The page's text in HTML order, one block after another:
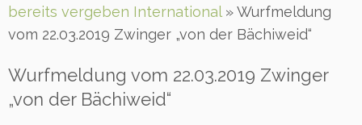
springen
bereits vergeben International »Wurfmeldung
vom 22.03.2019 Zwinger „von der Bächiweid“
Wurfmeldung vom 22.03.2019 Zwinger
„von der Bächiweid“